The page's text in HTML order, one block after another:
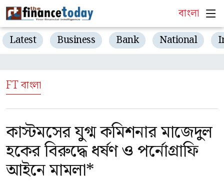
বাংলা
Latest Business Bank National
FT বাংলা
কাস্টমসের যুগ্ম কমিশনার মাজেদুল
হকের বিরুদ্ধে ধর্ষণ ও পর্নোগ্রাফি
আইনে মামলা*